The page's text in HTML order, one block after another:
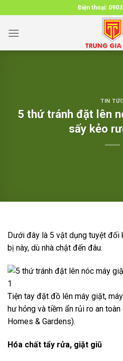
to
content
Điện thoại:
TIN
5 thứ tránh đặt lên
sấy kẻo
Dưới đây là 5 vật dụng tuyệt đối
bị này, dù nhà chật đến đâu.
Tiện tay đặt đồ lên máy giặt,
hư hỏng và tiềm ẩn rủi ro an
Homes & Gardens).
Hóa chất tẩy rửa, giặt giũ